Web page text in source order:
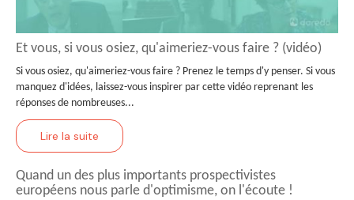
Et vous, si vous osiez, qu'aimeriez-vous faire ? (vidéo)
Si vous osiez, qu'aimeriez-vous faire ? Prenez le temps d'y penser. Si vous
manquez d'idées, laissez-vous inspirer par cette vidéo reprenant les
réponses de nombreuses...
Lire la suite
Quand un des plus importants prospectivistes
européens nous parle d'optimisme, on l'écoute !